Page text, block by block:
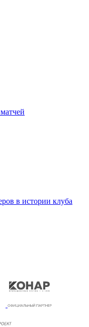
в истории клуба